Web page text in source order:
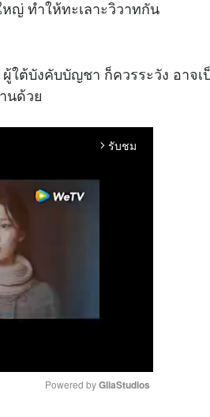
หญ่ ทำให้ทะเลาะวิวาทกัน
ต้บังคับบัญชา ก็ควรระวัง อาจเ
นด้วย
arrow_forward_ios รับชม
Powered by GliaStudios